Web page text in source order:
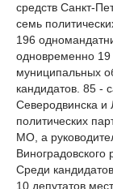
средств Санкт-
семь
196
одновременно 19
муниципальных
кандидатов. 85 -
Северодвинска и
политических
МО, а
Виноградовского
Среди
10 депутатов